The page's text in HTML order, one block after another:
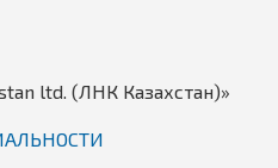
ltd. (ЛНК Казахстан)»